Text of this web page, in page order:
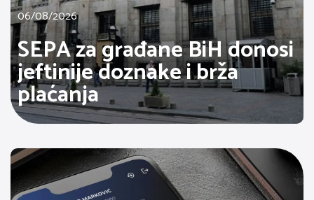
06/08/2026
SEPA za građane BiH donosi
jeftinije doznake i brža
plaćanja